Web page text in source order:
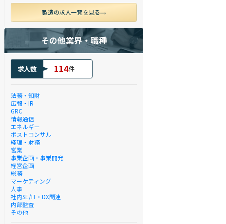
製造の求人一覧を見る
その他業界・職種
求人数 114件
法務・知財
広報・IR
GRC
情報通信
エネルギー
ポストコンサル
経理・財務
営業
事業企画・事業開発
経営企画
総務
マーケティング
人事
社内SE/IT・DX関連
内部監査
その他